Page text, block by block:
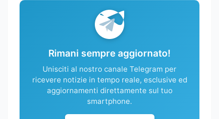
Rimani sempre aggiornato!
Unisciti al nostro canale Telegram per
ricevere notizie in tempo reale, esclusive ed
aggiornamenti direttamente sul tuo
smartphone.